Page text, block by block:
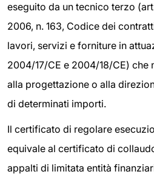
eseguito da un tecnico terzo
2006, n. 163, Codice dei
lavori, servizi e forniture in
2004/17/CE e 2004/18/CE) che
alla progettazione o alla
di determinati importi.
Il certificato di regolare
equivale al certificato di
appalti di limitata entità